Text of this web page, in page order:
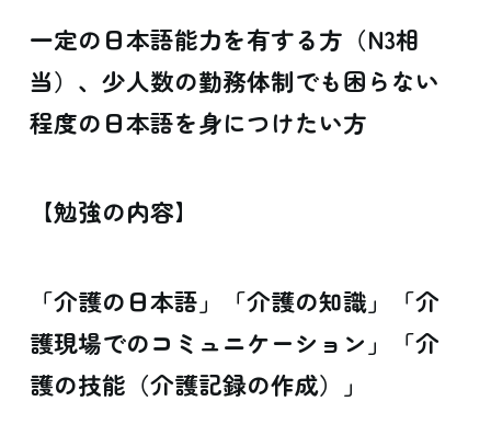
一定の日本語能力を有する方（N3相
当）、少人数の勤務体制でも困らない
程度の日本語を身につけたい方
【勉強の内容】
「介護の日本語」「介護の知識」「介
護現場でのコミュニケーション」「介
護の技能（介護記録の作成）」